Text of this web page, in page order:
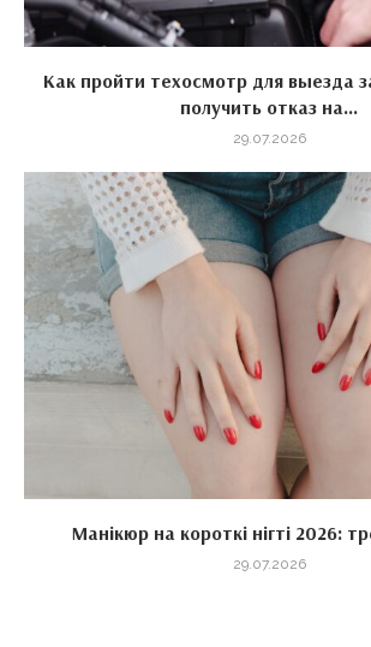
Как пройти техосмотр для выезда
получить отказ на...
29.07.2026
Манікюр на короткі нігті 2026:
29.07.2026